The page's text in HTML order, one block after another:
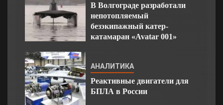
В Волгограде разработали
непотопляемый
безэкипажный катер-
катамаран «Avatar 001»
АНАЛИТИКА
Реактивные двигатели для
БПЛА в России